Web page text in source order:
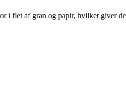
i flet af gran og papir, hvilket giver